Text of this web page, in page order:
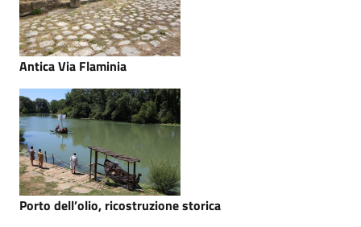
Antica Via Flaminia
Porto dell’olio, ricostruzione storica